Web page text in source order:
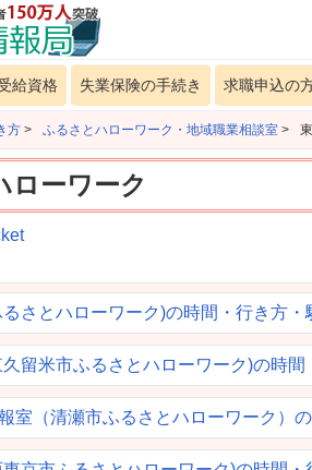
給資格 失業保険の手続き 求職申込の
方 > ふるさとハローワーク・地域職業相談室 >
ローワーク
さとハローワーク)の時間・行き方・
留米市ふるさとハローワーク)の時
室（清瀬市ふるさとハローワーク）